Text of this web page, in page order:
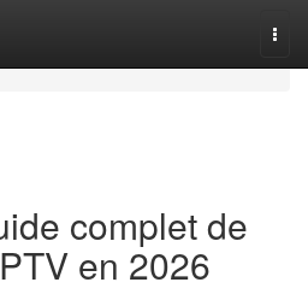
complet de
en 2026